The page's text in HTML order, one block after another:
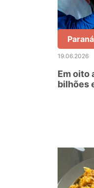
Paraná
19.06.2026
Em oito
bilhões